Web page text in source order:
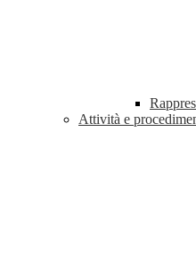
Attività e